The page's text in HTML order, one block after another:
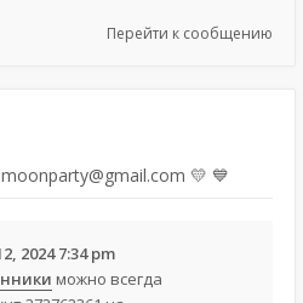
Перейти к сообщению
💛 💙
2024 7:34 pm
можно всегда